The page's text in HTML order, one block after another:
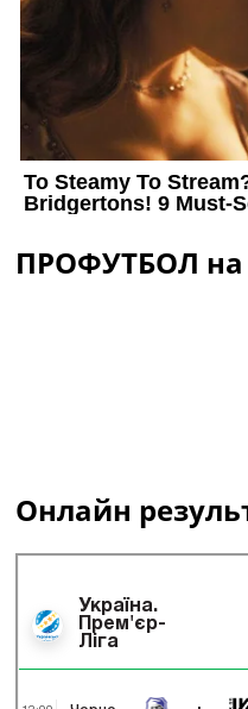
ПРОФУТБОЛ на
Онлайн